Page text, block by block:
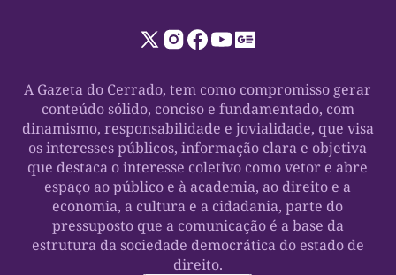
A Gazeta do Cerrado, tem como compromisso gerar
conteúdo sólido, conciso e fundamentado, com
dinamismo, responsabilidade e jovialidade, que visa
os interesses públicos, informação clara e objetiva
que destaca o interesse coletivo como vetor e abre
espaço ao público e à academia, ao direito e a
economia, a cultura e a cidadania, parte do
pressuposto que a comunicação é a base da
estrutura da sociedade democrática do estado de
direito.